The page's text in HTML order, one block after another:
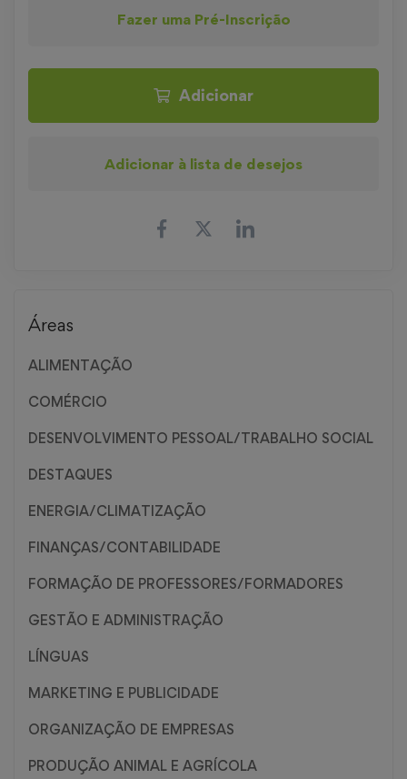
Fazer uma Pré-Inscrição
Adicionar
Adicionar à lista de desejos
Áreas
ALIMENTAÇÃO
COMÉRCIO
DESENVOLVIMENTO PESSOAL/TRABALHO SOCIAL
DESTAQUES
ENERGIA/CLIMATIZAÇÃO
FINANÇAS/CONTABILIDADE
FORMAÇÃO DE PROFESSORES/FORMADORES
GESTÃO E ADMINISTRAÇÃO
LÍNGUAS
MARKETING E PUBLICIDADE
ORGANIZAÇÃO DE EMPRESAS
PRODUÇÃO ANIMAL E AGRÍCOLA